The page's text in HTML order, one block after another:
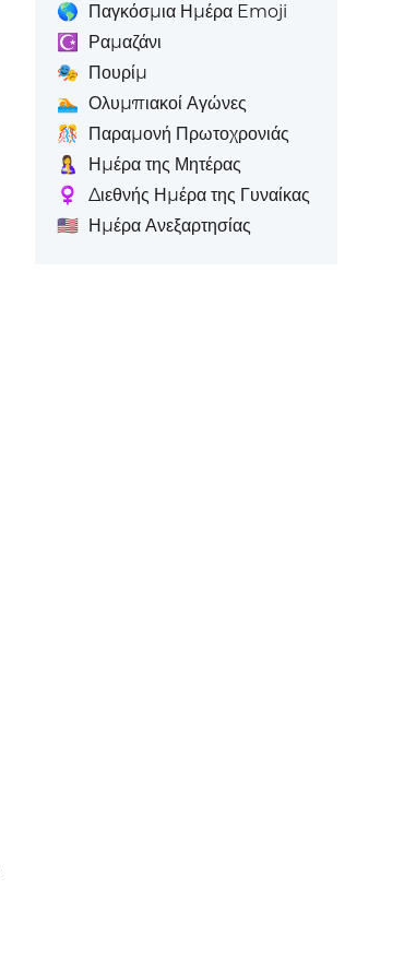
🌎 Παγκόσμια Ημέρα Emoji
☪️
Ραμαζάνι
🎭 Πουρίμ
🏊 Ολυμπιακοί Αγώνες
🎊
Παραμονή Πρωτοχρονιάς
🤱
Ημέρα της Μητέρας
♀️
Διεθνής Ημέρα της Γυναίκας
🇺🇸 Ημέρα Ανεξαρτησίας